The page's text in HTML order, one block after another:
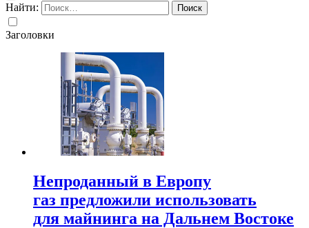
Найти:
Заголовки
Непроданный в Европу
газ предложили использовать
для майнинга на Дальнем Востоке